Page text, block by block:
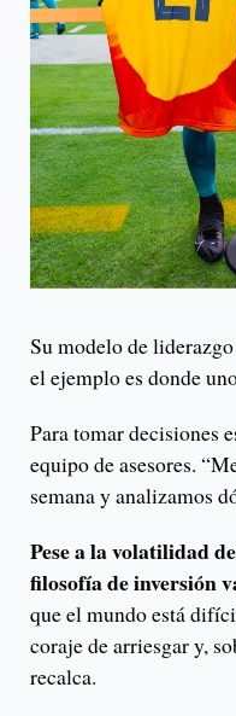
Su modelo de
el ejemplo es donde
Para tomar decisiones
equipo de asesores.
semana y analizamos
Pese a la volatilidad
filosofía de inversión
que el mundo está
coraje de arriesgar y,
recalca.